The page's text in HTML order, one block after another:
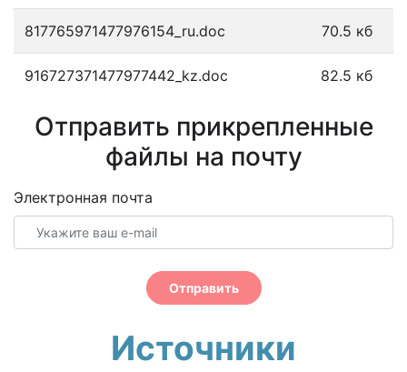
817765971477976154_ru.doc 70.5 кб
916727371477977442_kz.doc 82.5 кб
Отправить прикрепленные
файлы на почту
Электронная почта
Отправить
Источники